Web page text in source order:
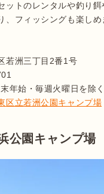
ットのレンタルや釣り餌
、フィッシングも楽しめ
若洲三丁目2番1号
年始・毎週火曜日を除く
区立若洲公園キャンプ場
公園キャンプ場